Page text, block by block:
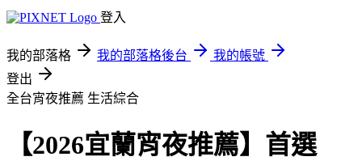
登入
我的部落格 我的部落格後台
我的帳號
登出
全台宵夜推薦 生活綜合
【2026宜蘭宵夜推薦】首選